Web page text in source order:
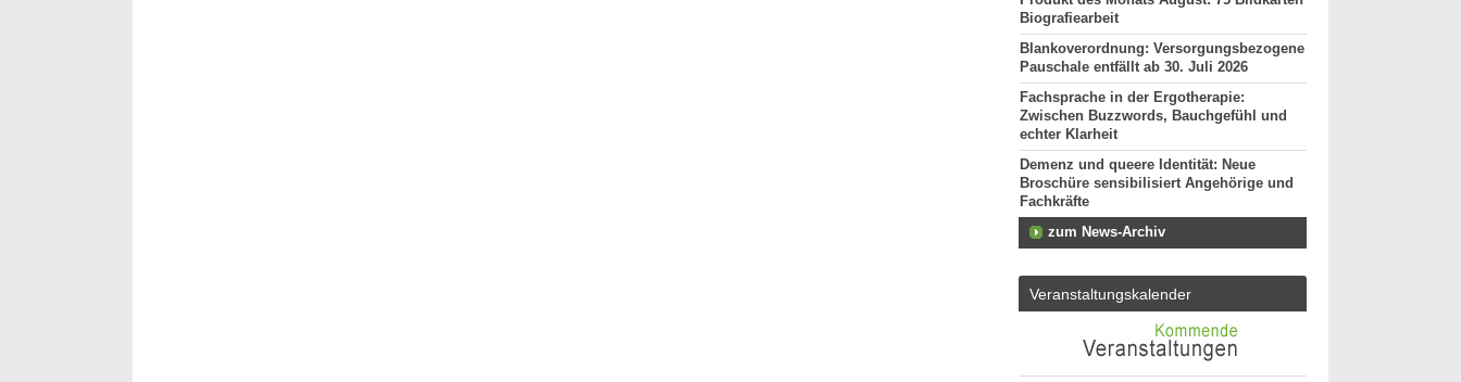
Biografiearbeit
Blankoverordnung: Versorgungsbezogene
Pauschale entfällt ab 30. Juli 2026
Fachsprache in der Ergotherapie:
Zwischen Buzzwords, Bauchgefühl und
echter Klarheit
Demenz und queere Identität: Neue
Broschüre sensibilisiert Angehörige und
Fachkräfte
zum News-Archiv
Veranstaltungskalender